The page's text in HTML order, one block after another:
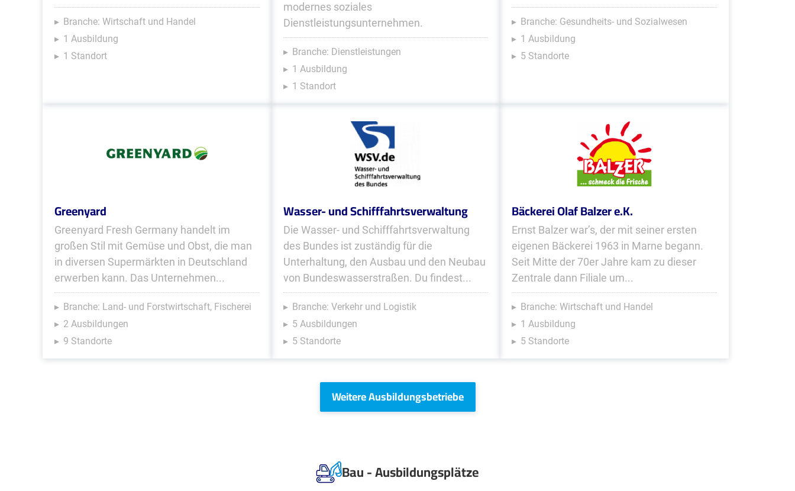
Branche: Wirtschaft und Handel
1 Ausbildung
1 Standort
modernes soziales
Dienstleistungsunternehmen.
Branche: Dienstleistungen
1 Ausbildung
1 Standort
Branche: Gesundheits- und Sozialwesen
1 Ausbildung
5 Standorte
Greenyard
Greenyard Fresh Germany handelt im
großen Stil mit Gemüse und Obst, die man
in diversen Supermärkten in Deutschland
erwerben kann. Das Unternehmen...
Branche: Land- und Forstwirtschaft, Fischerei
2 Ausbildungen
9 Standorte
Wasser- und Schifffahrtsverwaltung
Die Wasser- und Schifffahrtsverwaltung
des Bundes ist zuständig für die
Unterhaltung, den Ausbau und den Neubau
von Bundeswasserstraßen. Du findest...
Branche: Verkehr und Logistik
5 Ausbildungen
5 Standorte
Bäckerei Olaf Balzer e.K.
Ernst Balzer war’s, der mit seiner ersten
eigenen Bäckerei 1963 in Marne begann.
Seit Mitte der 70er Jahre kam zu dieser
Zentrale dann Filiale um...
Branche: Wirtschaft und Handel
1 Ausbildung
5 Standorte
Weitere Ausbildungsbetriebe
Bau - Ausbildungsplätze